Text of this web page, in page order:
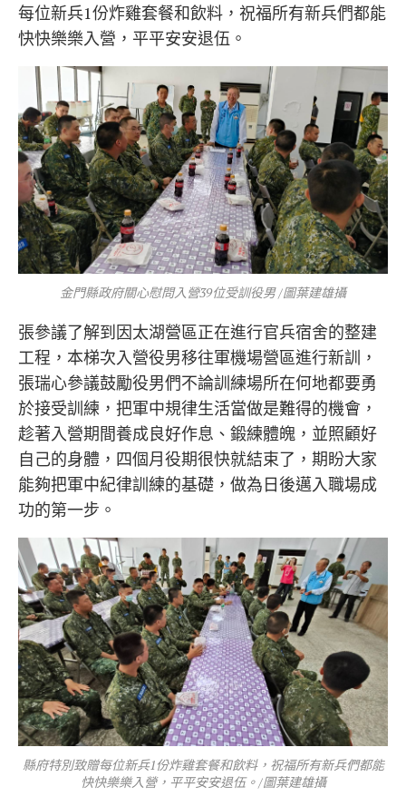
每位新兵1份炸雞套餐和飲料，祝福所有新兵們都能
快快樂樂入營，平平安安退伍。
金門縣政府關心慰問入營39位受訓役男 /圖葉建雄攝
張參議了解到因太湖營區正在進行官兵宿舍的整建
工程，本梯次入營役男移往軍機場營區進行新訓，
張瑞心參議鼓勵役男們不論訓練場所在何地都要勇
於接受訓練，把軍中規律生活當做是難得的機會，
趁著入營期間養成良好作息、鍛練體魄，並照顧好
自己的身體，四個月役期很快就結束了，期盼大家
能夠把軍中紀律訓練的基礎，做為日後邁入職場成
功的第一步。
縣府特別致贈每位新兵1份炸雞套餐和飲料，祝福所有新兵們都能
快快樂樂入營，平平安安退伍。/圖葉建雄攝